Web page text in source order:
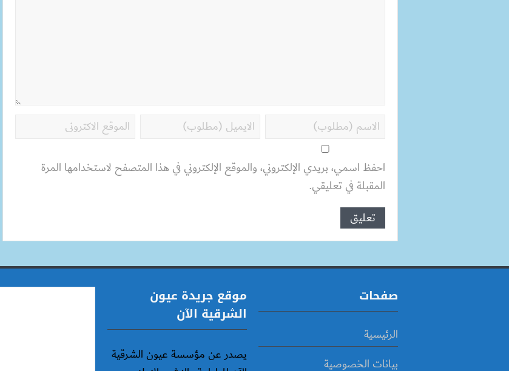
احفظ اسمي، بريدي الإلكتروني، والموقع الإلكتروني في هذا المتصفح لاستخدامها المرة
المقبلة في تعليقي.
صفحات
الرئيسية
بيانات الخصوصية
موقع جريدة عيون
الشرقية الآن
يصدر عن مؤسسة عيون الشرقية